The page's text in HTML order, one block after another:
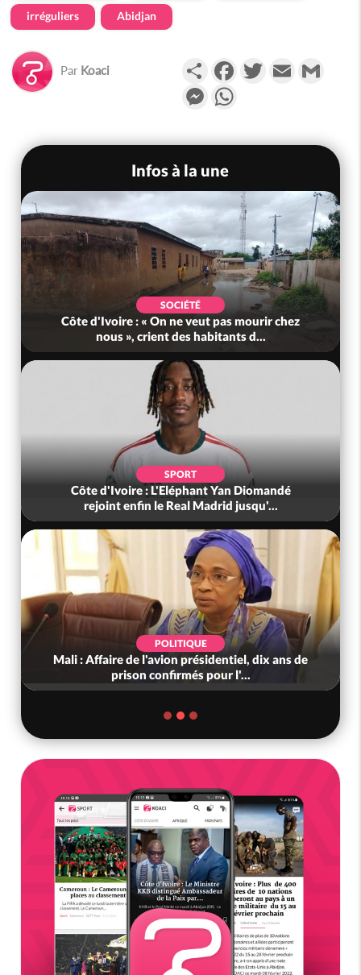
irréguliers Abidjan
Par Koaci PartagerFacebookTwitterEmail
Messenger
Infos à la une
SOCIÉTÉ
Côte d'Ivoire : « On ne veut pas mourir chez
nous », crient des habitants d...
SPORT
Côte d'Ivoire : L'Eléphant Yan Diomandé
rejoint enfin le Real Madrid jusqu'...
POLITIQUE
Mali : Affaire de l'avion présidentiel, dix ans de
prison confirmés pour l'...